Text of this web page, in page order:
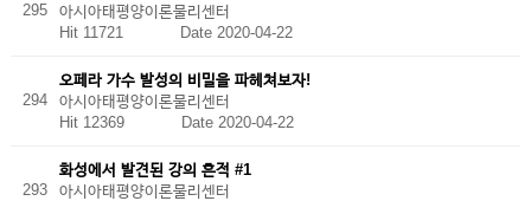
295
아시아태평양이론물리센터
Hit 11721 Date 2020-04-22
294
오페라 가수 발성의 비밀을 파헤쳐보자!
아시아태평양이론물리센터
Hit 12369 Date 2020-04-22
293
화성에서 발견된 강의 흔적 #1
아시아태평양이론물리센터